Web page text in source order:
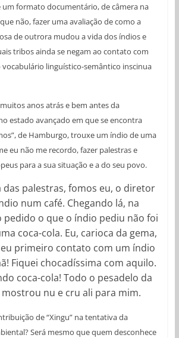
um formato documentário, de câmera na
não, fazer uma avaliação de como a
de outrora mudou a vida dos índios e
tribos ainda se negam ao contato com
linguístico-semântico inscinua
anos atrás e bem antes da
estado avançado em que se encontra
de Hamburgo, trouxe um índio de uma
eu não me recordo, fazer palestras e
para a sua situação e a do seu povo.
das palestras, fomos eu, o diretor
num café. Chegando lá, na
pedido o que o índio pediu não foi
coca-cola. Eu, carioca da gema,
primeiro contato com um índio
Fiquei chocadíssima com aquilo.
coca-cola! Todo o pesadelo da
nu e cru ali para mim.
de “Xingu” na tentativa da
Será mesmo que quem desconhece